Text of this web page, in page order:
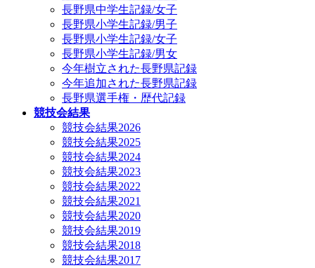
長野県中学生記録/女子
長野県小学生記録/男子
長野県小学生記録/女子
長野県小学生記録/男女
今年樹立された長野県記録
今年追加された長野県記録
長野県選手権・歴代記録
競技会結果
競技会結果2026
競技会結果2025
競技会結果2024
競技会結果2023
競技会結果2022
競技会結果2021
競技会結果2020
競技会結果2019
競技会結果2018
競技会結果2017